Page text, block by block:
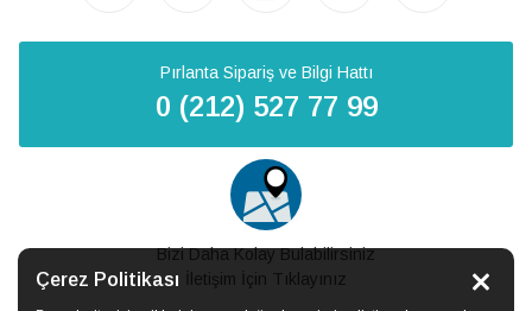
Çerez Politikası
Pırlanta Sipariş ve Bilgi Hattı
0 (212) 527 77 99
Bizi Daha Kolay Bulabilirsiniz
İletişim İçin Tıklayınız